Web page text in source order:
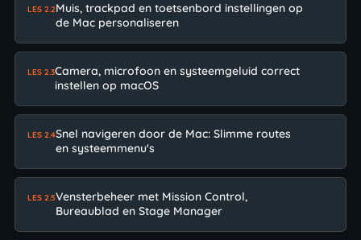
LES 2.2Muis, trackpad en toetsenbord instellingen op
de Mac personaliseren
LES 2.3Camera, microfoon en systeemgeluid correct
instellen op macOS
LES 2.4Snel navigeren door de Mac: Slimme routes
en systeemmenu's
LES 2.5Vensterbeheer met Mission Control,
Bureaublad en Stage Manager